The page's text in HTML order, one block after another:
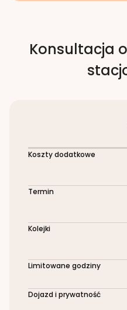
Konsultacja
Koszty dodatkowe
Termin
Kolejki
Limitowane godziny
Dojazd i prywatność